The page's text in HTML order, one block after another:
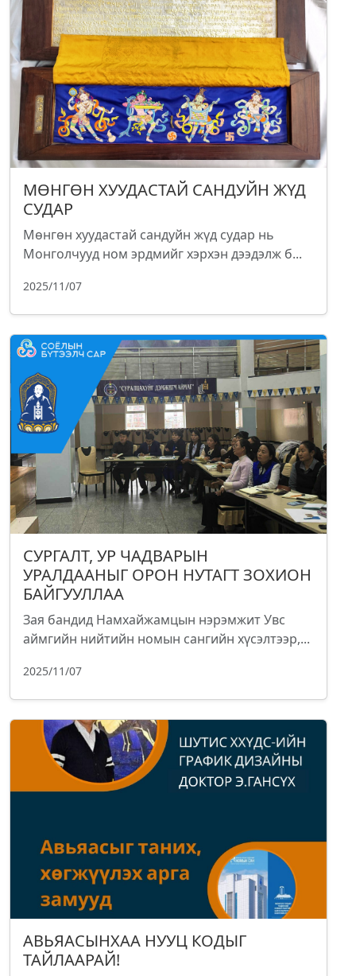
МӨНГӨН ХУУДАСТАЙ САНДУЙН ЖҮД
СУДАР
Мөнгөн хуудастай сандуйн жүд судар нь
Монголчууд ном эрдмийг хэрхэн дээдэлж б...
2025/11/07
СУРГАЛТ, УР ЧАДВАРЫН
УРАЛДААНЫГ ОРОН НУТАГТ ЗОХИОН
БАЙГУУЛЛАА
Зая бандид Намхайжамцын нэрэмжит Увс
аймгийн нийтийн номын сангийн хүсэлтээр,...
2025/11/07
АВЬЯАСЫНХАА НУУЦ КОДЫГ
ТАЙЛААРАЙ!